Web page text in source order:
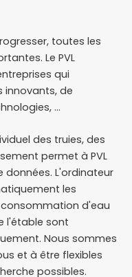
toutes les
Le PVL
qui
innovants, de
...
des truies, des
permet à PVL
L'ordinateur
les
d'eau
l'étable sont
Nous sommes
et à être flexibles
possibles.